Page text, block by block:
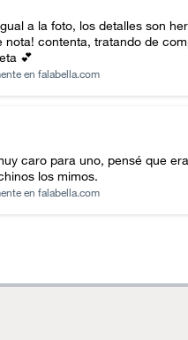
a la foto, los detalles son
nota! contenta, tratando de
💕
en falabella.com
caro para uno, pensé que
los mimos.
en falabella.com